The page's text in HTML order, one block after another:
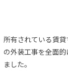
所有されている賃
の外装工事を全面
ました。